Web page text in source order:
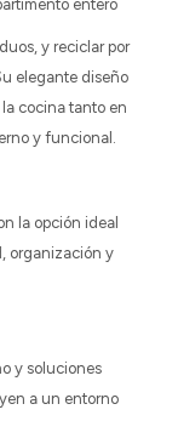
entero
y reciclar por
elegante diseño
cocina tanto en
y funcional.
la opción ideal
organización y
y soluciones
a un entorno